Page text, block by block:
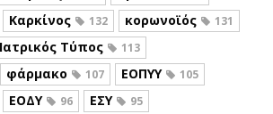
Καρκίνος 132 κορωνοϊός 131
Ιατρικός Τύπος 113
φάρμακο 107 ΕΟΠΥΥ 105
ΕΟΔΥ 96 ΕΣΥ 95